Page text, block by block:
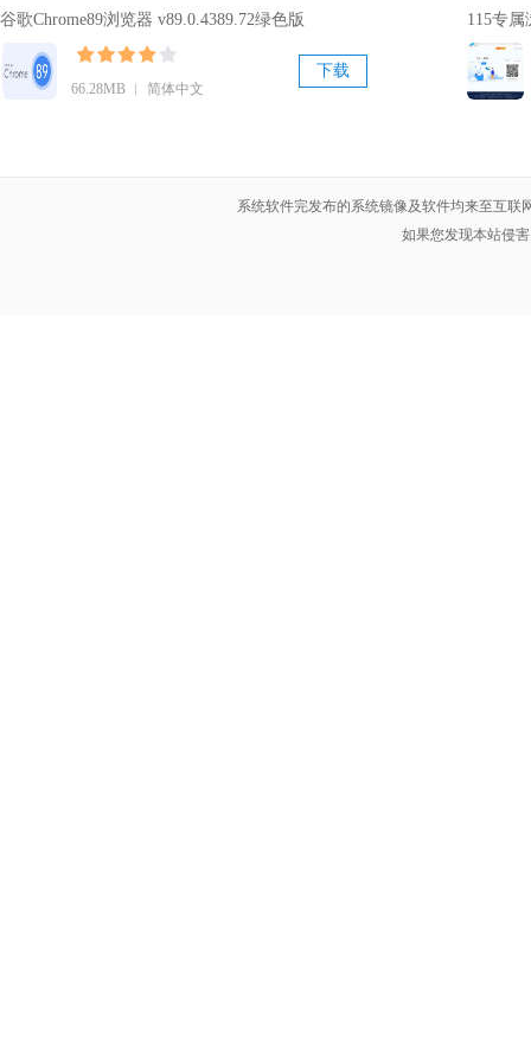
谷歌Chrome89浏览器 v89.0.4389.72绿色版
66.28MB ︱ 简体中文
下载
115专属
系统软件完发布的系统镜像及软件均来至互
如果您发现本站侵